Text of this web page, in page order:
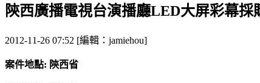
陝西廣播電視台演播廳LED大屏彩幕採
2012-11-26 07:52 [編輯：jamiehou]
案件地點: 陝西省